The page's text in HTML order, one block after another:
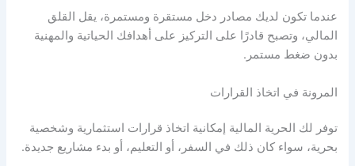
عندما تكون لديك مصادر دخل مستقرة ومستمرة، يقل القلق
المالي، وتصبح قادرًا على التركيز على أهدافك الحياتية والمهنية
بدون ضغط مستمر.
المرونة في اتخاذ القرارات
توفر لك الحرية الماليةإمكانية اتخاذ قرارات استثمارية وشخصية
بحرية، سواء كان ذلك في السفر، أو التعليم، أو بدء مشاريع جديدة.